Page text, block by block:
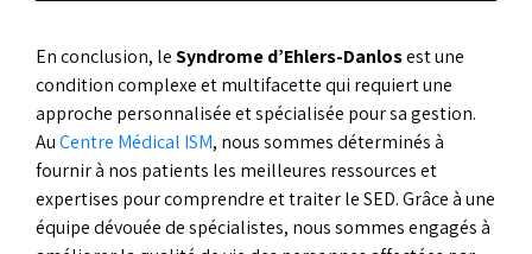
En conclusion, leSyndrome d’Ehlers-Danlosest une
condition complexe et multifacette qui requiert une
approche personnalisée et spécialisée pour sa gestion.
AuCentre Médical ISM, nous sommes déterminés à
fournir à nos patients les meilleures ressources et
expertises pour comprendre et traiter le SED. Grâce à une
équipe dévouée de spécialistes, nous sommes engagés à